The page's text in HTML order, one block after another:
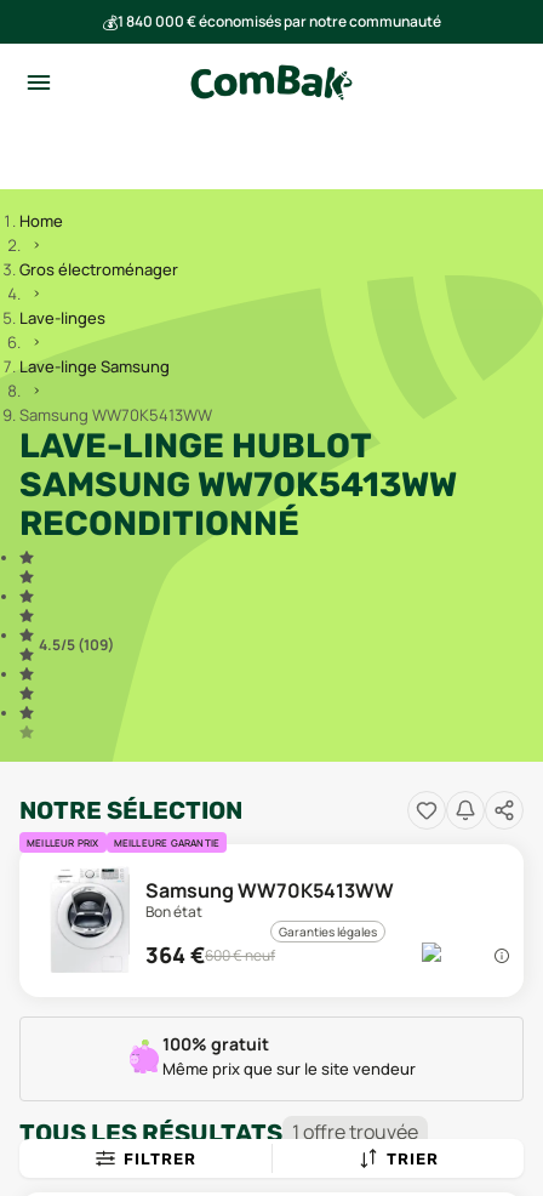
💰1 840 000 € économisés par notre communauté
Home
Gros électroménager
Lave-linges
Lave-linge Samsung
Samsung WW70K5413WW
LAVE-LINGE HUBLOT
SAMSUNG WW70K5413WW
RECONDITIONNÉ
4.5/5 (109)
NOTRE SÉLECTION
MEILLEUR PRIX MEILLEURE GARANTIE
Samsung WW70K5413WW
Bon état
Garanties légales
364€600€ neuf
100% gratuit
Même prix que sur le site vendeur
TOUS LES RÉSULTATS 1offretrouvée
FILTRER TRIER